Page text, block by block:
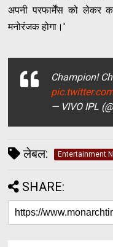
अपनी परफार्मेंस को लेकर
मनोरंजक होगा।'
Champion!
— VIVO IPL
लेबल: Entertainment
SHARE: